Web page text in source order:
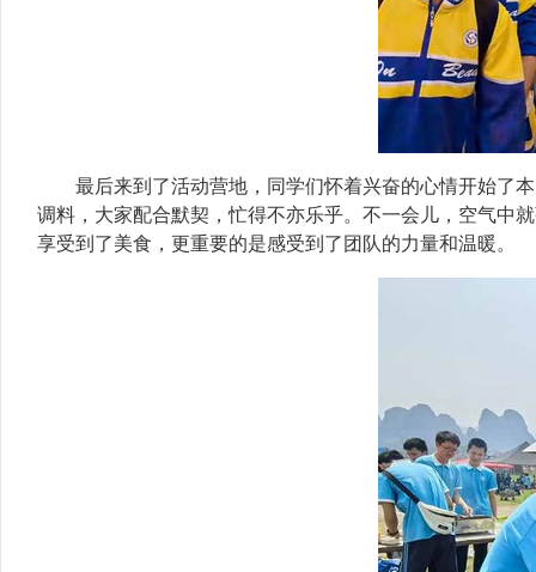
最后来到了活动营地，同学们怀着兴奋的心情开始了
调料，大家配合默契，忙得不亦乐乎。不一会儿，空气中
享受到了美食，更重要的是感受到了团队的力量和温暖。